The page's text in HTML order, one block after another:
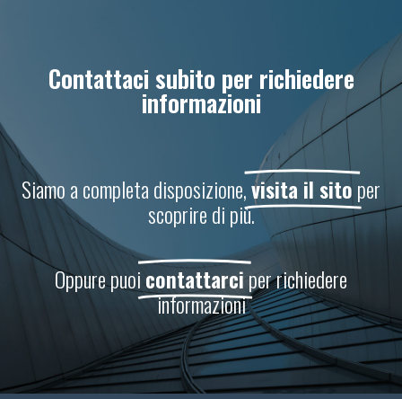
Contattaci subito per richiedere
informazioni
Siamo a completa disposizione,visita il sitoper
scoprire di più.
Oppure puoicontattarciper richiedere
informazioni